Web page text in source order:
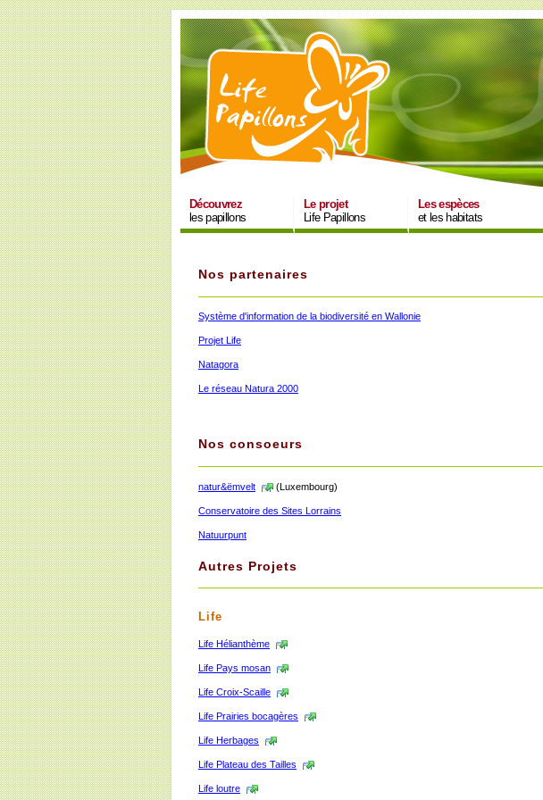
Découvrez
les papillons
Le projet
Life Papillons
Les espèces
et les habitats
Nos partenaires
Système d'information de la biodiversité en Wallonie
Projet Life
Natagora
Le réseau Natura 2000
Nos consoeurs
natur&ëmvelt (Luxembourg)
Conservatoire des Sites Lorrains
Natuurpunt
Autres Projets
Life
Life Hélianthème
Life Pays mosan
Life Croix-Scaille
Life Prairies bocagères
Life Herbages
Life Plateau des Tailles
Life loutre